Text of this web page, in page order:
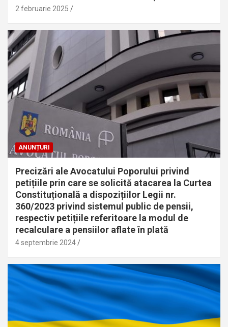
2 februarie 2025
ANUNȚURI
Precizări ale Avocatului Poporului privind
petițiile prin care se solicită atacarea la Curtea
Constituțională a dispozițiilor Legii nr.
360/2023 privind sistemul public de pensii,
respectiv petițiile referitoare la modul de
recalculare a pensiilor aflate în plată
4 septembrie 2024